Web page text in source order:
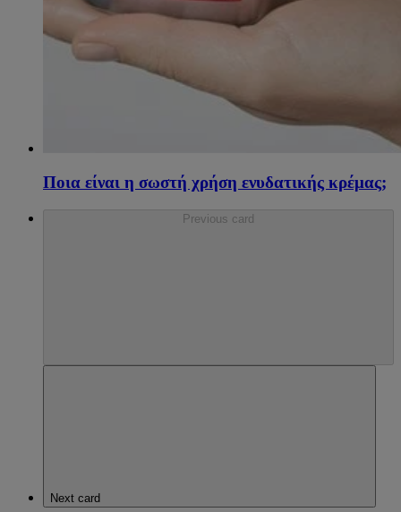
Ποια είναι η σωστή χρήση ενυδατικής κρέμας;
Previous card
Next card